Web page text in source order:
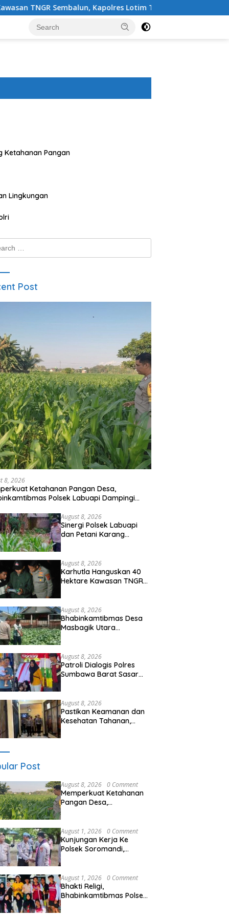
Kapolres Lotim Turun Langsung Padamkan Api
Ketahanan Pangan
Lingkungan
Post
8, 2026
Ketahanan Pangan Desa,
Polsek Labuapi Dampingi
August 8, 2026
Sinergi Polsek Labuapi
dan Petani Karang
Nasional
August 8, 2026
Karhutla Hanguskan 40
Hektare Kawasan TNGR
Padamkan Api
August 8, 2026
Bhabinkamtibmas Desa
Masbagik Utara
Swasembada Pangan
August 8, 2026
Patroli Dialogis Polres
Sumbawa Barat Sasar
Tetap Kondusif
August 8, 2026
Pastikan Keamanan dan
Kesehatan Tahanan,
Post
August 8, 2026 0 Comment
Memperkuat Ketahanan
Pangan Desa,
Kuranji Dalang
August 1, 2026 0 Comment
Kunjungan Kerja Ke
Polsek Soromandi,
Masyarakat dan Hindari
Pelanggaran Dalam
Bentuk Apapun
August 1, 2026 0 Comment
Bhakti Religi,
Bhabinkamtibmas Polsek